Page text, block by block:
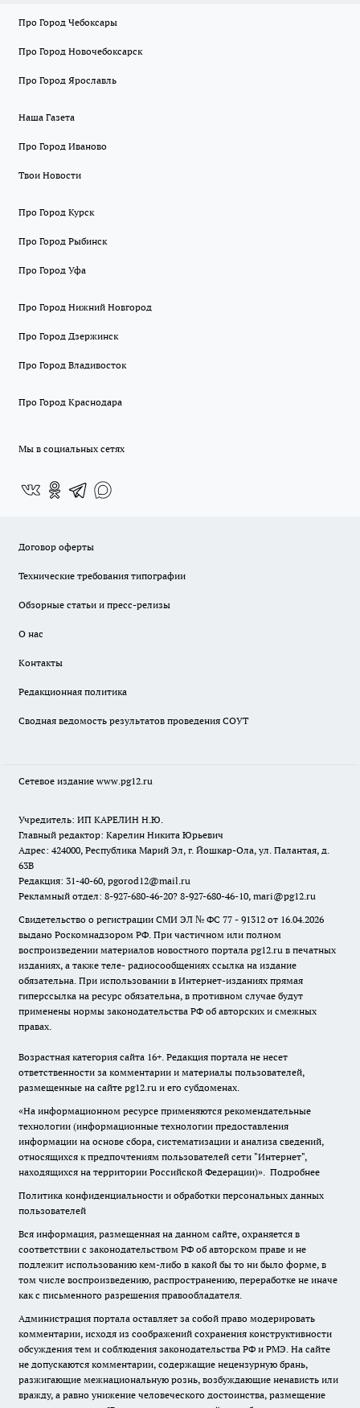
Про Город Чебоксары
Про Город Новочебоксарск
Про Город Ярославль
Наша Газета
Про Город Иваново
Твои Новости
Про Город Курск
Про Город Рыбинск
Про Город Уфа
Про Город Нижний Новгород
Про Город Дзержинск
Про Город Владивосток
Про Город Краснодара
Мы в социальных сетях
Договор оферты
Технические требования типографии
Обзорные статьи и пресс-релизы
О нас
Контакты
Редакционная политика
Сводная ведомость результатов проведения СОУТ
Сетевое издание www.pg12.ru
Учредитель: ИП КАРЕЛИН Н.Ю.
Главный редактор: Карелин Никита Юрьевич
Адрес: 424000, Республика Марий Эл, г. Йошкар-Ола, ул. Палантая, д.
63В
Редакция: 31-40-60, pgorod12@mail.ru
Рекламный отдел: 8-927-680-46-20? 8-927-680-46-10, mari@pg12.ru
Свидетельство о регистрации СМИ ЭЛ № ФС 77 - 91312 от 16.04.2026
выдано Роскомнадзором РФ. При частичном или полном
воспроизведении материалов новостного портала pg12.ru в печатных
изданиях, а также теле- радиосообщениях ссылка на издание
обязательна. При использовании в Интернет-изданиях прямая
гиперссылка на ресурс обязательна, в противном случае будут
применены нормы законодательства РФ об авторских и смежных
правах.
Возрастная категория сайта 16+. Редакция портала не несет
ответственности за комментарии и материалы пользователей,
размещенные на сайте pg12.ru и его субдоменах.
«На информационном ресурсе применяются рекомендательные
технологии (информационные технологии предоставления
информации на основе сбора, систематизации и анализа сведений,
относящихся к предпочтениям пользователей сети "Интернет",
находящихся на территории Российской Федерации)». Подробнее
Политика конфиденциальности и обработки персональных данных
пользователей
Вся информация, размещенная на данном сайте, охраняется в
соответствии с законодательством РФ об авторском праве и не
подлежит использованию кем-либо в какой бы то ни было форме, в
том числе воспроизведению, распространению, переработке не иначе
как с письменного разрешения правообладателя.
Администрация портала оставляет за собой право модерировать
комментарии, исходя из соображений сохранения конструктивности
обсуждения тем и соблюдения законодательства РФ и РМЭ. На сайте
не допускаются комментарии, содержащие нецензурную брань,
разжигающие межнациональную рознь, возбуждающие ненависть или
вражду, а равно унижение человеческого достоинства, размещение